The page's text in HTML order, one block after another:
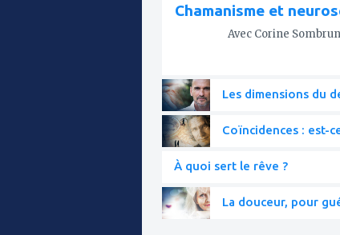
Chamanisme et
Avec Corine Sombrun
Les dimensions du
Coïncidences : est-
À quoi sert le rêve ?
La douceur, pour